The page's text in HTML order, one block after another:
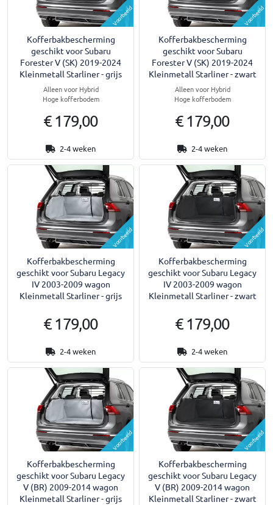
Voorbeeld
Kofferbakbescherming
geschikt voor Subaru
Forester V (SK) 2019-2024
Kleinmetall Starliner - grijs
Alleen voor Hybrid
Hoge kofferbodem
€ 179,00
2-4 weken
Voorbeeld
Kofferbakbescherming
geschikt voor Subaru
Forester V (SK) 2019-2024
Kleinmetall Starliner - zwart
Alleen voor Hybrid
Hoge kofferbodem
€ 179,00
2-4 weken
Voorbeeld
Kofferbakbescherming
geschikt voor Subaru Legacy
IV 2003-2009 wagon
Kleinmetall Starliner - grijs
€ 179,00
2-4 weken
Voorbeeld
Kofferbakbescherming
geschikt voor Subaru Legacy
IV 2003-2009 wagon
Kleinmetall Starliner - zwart
€ 179,00
2-4 weken
Voorbeeld
Kofferbakbescherming
geschikt voor Subaru Legacy
V (BR) 2009-2014 wagon
Kleinmetall Starliner - grijs
Voorbeeld
Kofferbakbescherming
geschikt voor Subaru Legacy
V (BR) 2009-2014 wagon
Kleinmetall Starliner - zwart